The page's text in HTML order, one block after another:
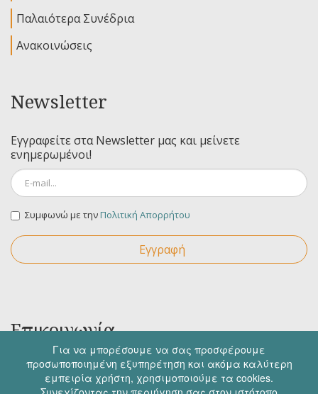
Παλαιότερα Συνέδρια
Ανακοινώσεις
Newsletter
Εγγραφείτε στα Newsletter μας και μείνετε
ενημερωμένοι!
Συμφωνώ με τηνΠολιτική Απορρήτου
Εγγραφή
Επικοινωνία
Για οποιαδήποτε ερώτηση σας μπορείτε να
επικοινωνήσετε μαζί μας στα παρακάτω στοιχεία.
Για να μπορέσουμε να σας προσφέρουμε
προσωποποιημένη εξυπηρέτηση και ακόμα καλύτερη
εμπειρία χρήστη, χρησιμοποιούμε τα cookies.